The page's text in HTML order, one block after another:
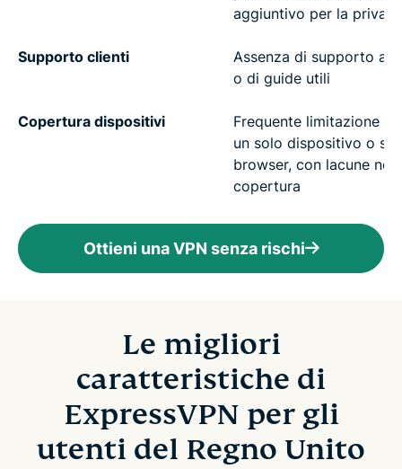
aggiuntivo per la privacy
Supporto clienti
Assenza di supporto
o di guide utili
Copertura dispositivi
Frequente limitazione
un solo dispositivo o sul
browser, con lacune
copertura
Ottieni una VPN senza rischi
Le migliori
caratteristiche di
ExpressVPN per gli
utenti del Regno Unito